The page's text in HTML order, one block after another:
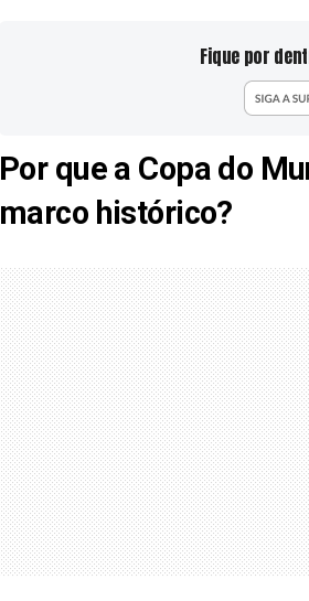
Fique por
Por que a Copa do
marco histórico?